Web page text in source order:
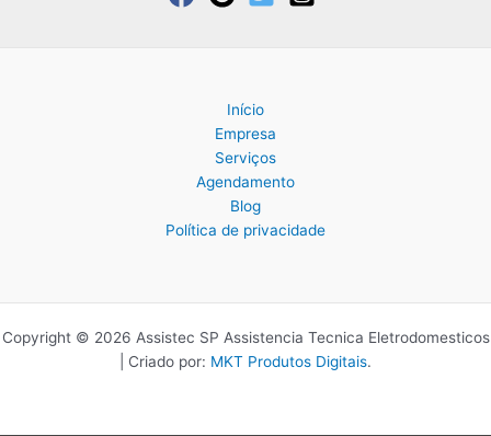
Início
Empresa
Serviços
Agendamento
Blog
Política de privacidade
Copyright © 2026 Assistec SP Assistencia Tecnica Eletrodomesticos
| Criado por: MKT Produtos Digitais.